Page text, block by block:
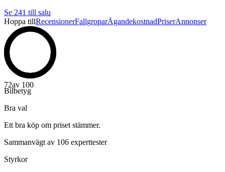
Se 241 till salu
Hoppa tillRecensionerFallgroparÄgandekostnadPriserAnnonser
72av 100
Bilbetyg
Bra val
Ett bra köp om priset stämmer.
Sammanvägt av 106 experttester
Styrkor